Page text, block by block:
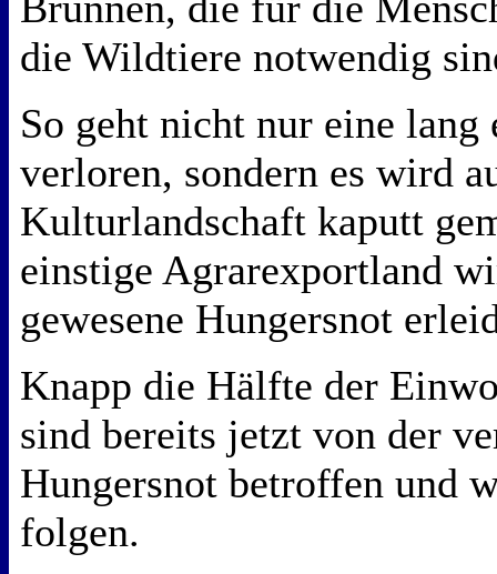
die Wildtiere notwendig
So geht nicht nur eine lang
verloren, sondern es wird
Kulturlandschaft kaputt
einstige Agrarexportland
gewesene Hungersnot
Knapp die Hälfte der
sind bereits jetzt von der
Hungersnot betroffen und
folgen.